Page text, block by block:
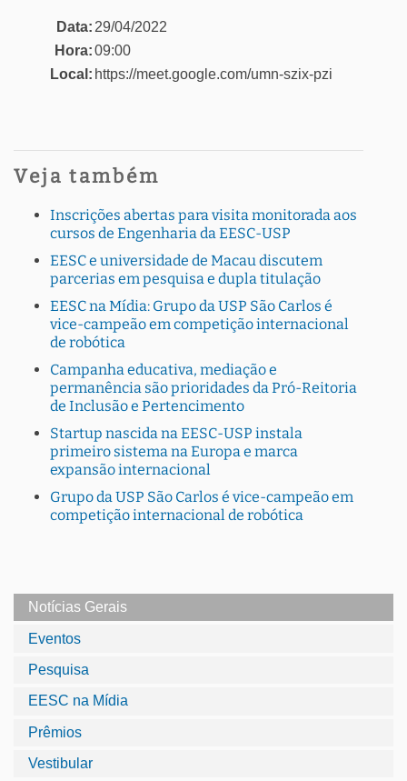
Data: 29/04/2022
Hora:09:00
Local: https://meet.google.com/umn-szix-pzi
Veja também
Inscrições abertas para visita monitorada aos
cursos de Engenharia da EESC-USP
EESC e universidade de Macau discutem
parcerias em pesquisa e dupla titulação
EESC na Mídia: Grupo da USP São Carlos é
vice-campeão em competição internacional
de robótica
Campanha educativa, mediação e
permanência são prioridades da Pró-Reitoria
de Inclusão e Pertencimento
Startup nascida na EESC-USP instala
primeiro sistema na Europa e marca
expansão internacional
Grupo da USP São Carlos é vice-campeão em
competição internacional de robótica
Notícias Gerais
Eventos
Pesquisa
EESC na Mídia
Prêmios
Vestibular